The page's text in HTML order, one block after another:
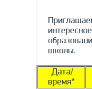
школы.
Дата/
время*